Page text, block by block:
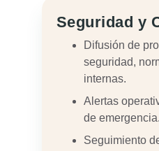
Seguridad y
Difusión de
seguridad,
internas.
Alertas
de emergencia.
Seguimiento